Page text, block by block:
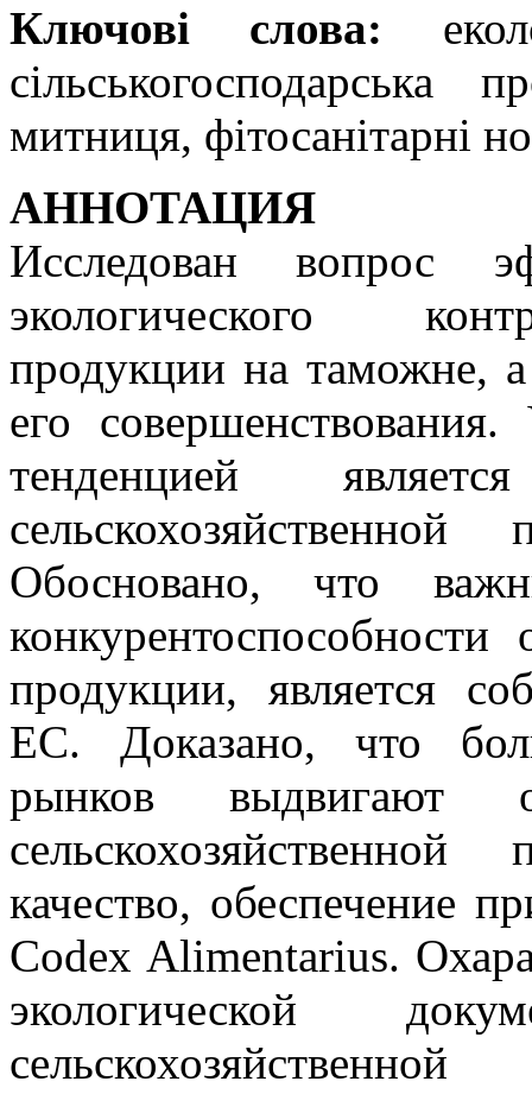
Ключові слова:
сільськогосподарська
митниця, фітосанітарні
АННОТАЦИЯ
Исследован вопрос
экологического
продукции на таможне,
его
тенденцией
Обосновано, что
конкурентоспособности
продукции, является
ЕС. Доказано, что
рынков выдвигают
качество, обеспечение
Codex Alimentarius.
экологической